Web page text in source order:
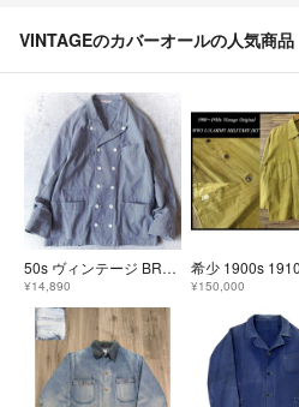
VINTAGEのカバーオールの人気商品
50s ヴィンテージ BRAGARD French コックジャケット ユーロ古着
¥14,890 ¥150,000